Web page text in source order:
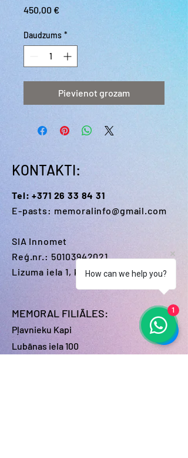
450,00 €Cena
Daudzums *
Pievienot grozam
KONTAKTI:
Tel:+371 26 33 84 31
E-pasts: memoralinfo@gmail.com
SIA Innomet
Reģ.nr.: 50103942021
Lizuma iela 1, k-1, Rīga, LV-1006
MEMORAL FILIĀLES:
Pļavnieku Kapi
Lubānas iela 100
How can we help you?
1